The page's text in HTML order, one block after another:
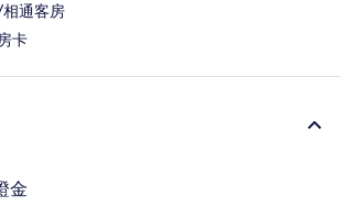
通客房
卡
金